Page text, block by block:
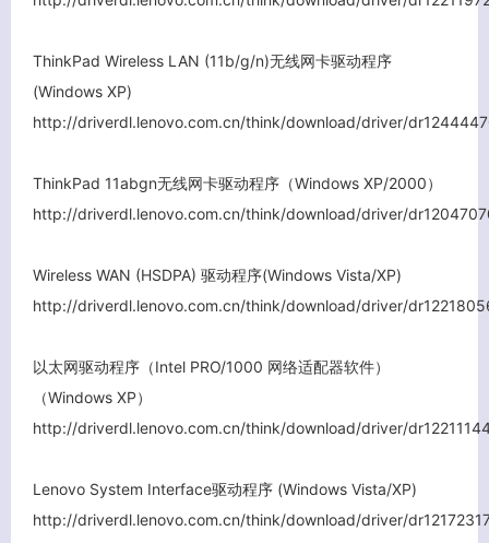
ThinkPad Wireless LAN (11b/g/n)无线网卡驱动程序
(Windows XP)
http://driverdl.lenovo.com.cn/think/download/driver/
ThinkPad 11abgn无线网卡驱动程序（Windows XP/2000）
http://driverdl.lenovo.com.cn/think/download/driver/
Wireless WAN (HSDPA) 驱动程序(Windows Vista/XP)
http://driverdl.lenovo.com.cn/think/download/driver/
以太网驱动程序（Intel PRO/1000 网络适配器软件）
（Windows XP）
http://driverdl.lenovo.com.cn/think/download/driver/
Lenovo System Interface驱动程序 (Windows Vista/XP)
http://driverdl.lenovo.com.cn/think/download/driver/